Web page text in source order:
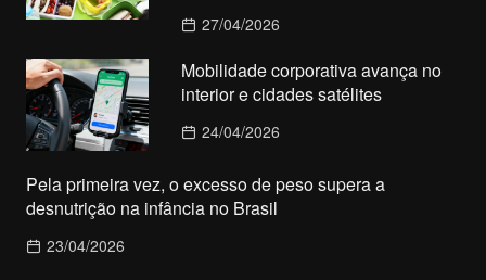
27/04/2026
Mobilidade corporativa avança no
interior e cidades satélites
24/04/2026
Pela primeira vez, o excesso de peso supera a
desnutrição na infância no Brasil
23/04/2026